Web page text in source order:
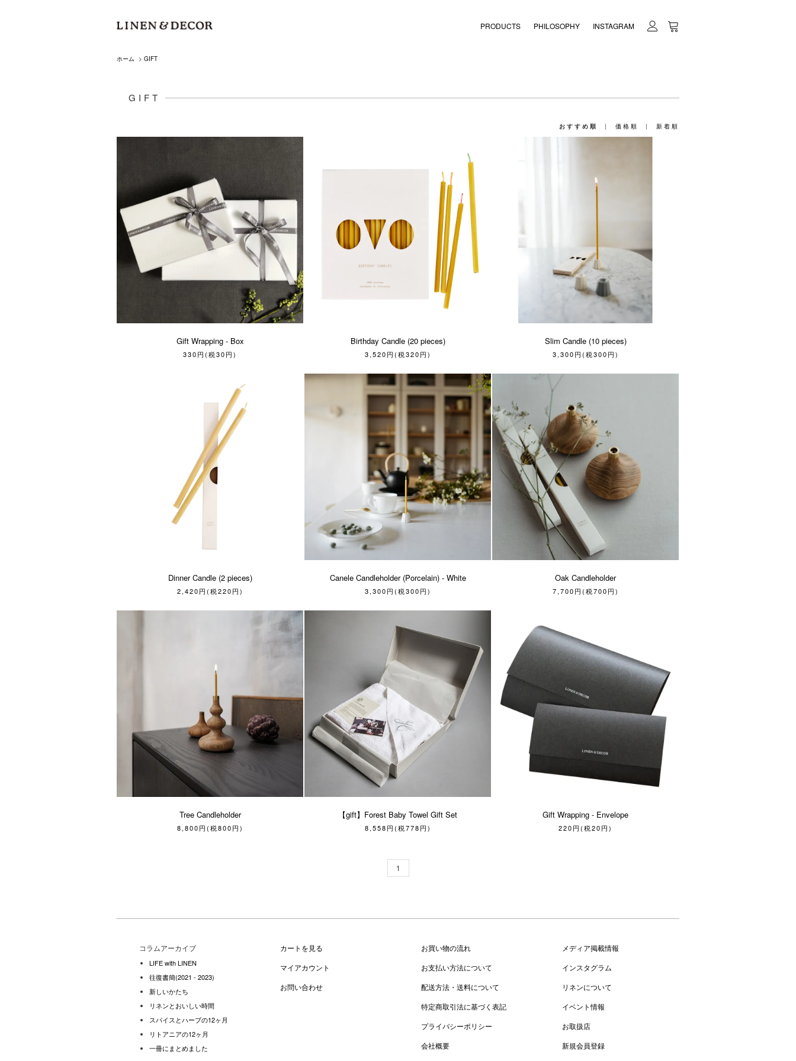
PRODUCTS PHILOSOPHY INSTAGRAM
ホーム > GIFT
GIFT
おすすめ順 | 価格順 | 新着順
Gift Wrapping - Box
330円(税30円)
Birthday Candle (20 pieces)
3,520円(税320円)
Slim Candle (10 pieces)
3,300円(税300円)
Dinner Candle (2 pieces)
2,420円(税220円)
Canele Candleholder (Porcelain) - White
3,300円(税300円)
Oak Candleholder
7,700円(税700円)
Tree Candleholder
8,800円(税800円)
【gift】Forest Baby Towel Gift Set
8,558円(税778円)
Gift Wrapping - Envelope
220円(税20円)
1
コラムアーカイブ
LIFE with LINEN
往復書簡(2021 - 2023)
新しいかたち
リネンとおいしい時間
スパイスとハーブの12ヶ月
リトアニアの12ヶ月
一冊にまとめました
カートを見る
マイアカウント
お問い合わせ
お買い物の流れ
お支払い方法について
配送方法・送料について
特定商取引法に基づく表記
プライバシーポリシー
会社概要
メディア掲載情報
インスタグラム
リネンについて
イベント情報
お取扱店
新規会員登録